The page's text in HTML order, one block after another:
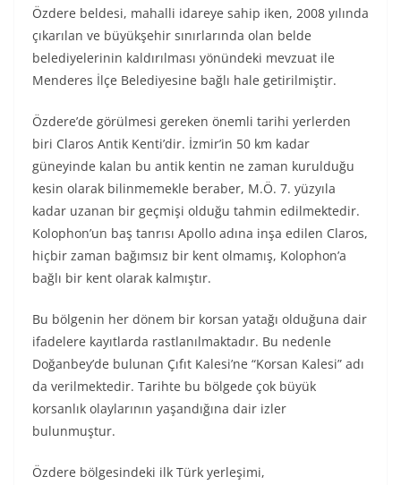
Özdere beldesi, mahalli idareye sahip iken, 2008 yılında
çıkarılan ve büyükşehir sınırlarında olan belde
belediyelerinin kaldırılması yönündeki mevzuat ile
Menderes İlçe Belediyesine bağlı hale getirilmiştir.
Özdere’de görülmesi gereken önemli tarihi yerlerden
biri Claros Antik Kenti’dir. İzmir’in 50 km kadar
güneyinde kalan bu antik kentin ne zaman kurulduğu
kesin olarak bilinmemekle beraber, M.Ö. 7. yüzyıla
kadar uzanan bir geçmişi olduğu tahmin edilmektedir.
Kolophon’un baş tanrısı Apollo adına inşa edilen Claros,
hiçbir zaman bağımsız bir kent olmamış, Kolophon’a
bağlı bir kent olarak kalmıştır.
Bu bölgenin her dönem bir korsan yatağı olduğuna dair
ifadelere kayıtlarda rastlanılmaktadır. Bu nedenle
Doğanbey’de bulunan Çıfıt Kalesi’ne “Korsan Kalesi” adı
da verilmektedir. Tarihte bu bölgede çok büyük
korsanlık olaylarının yaşandığına dair izler
bulunmuştur.
Özdere bölgesindeki ilk Türk yerleşimi,